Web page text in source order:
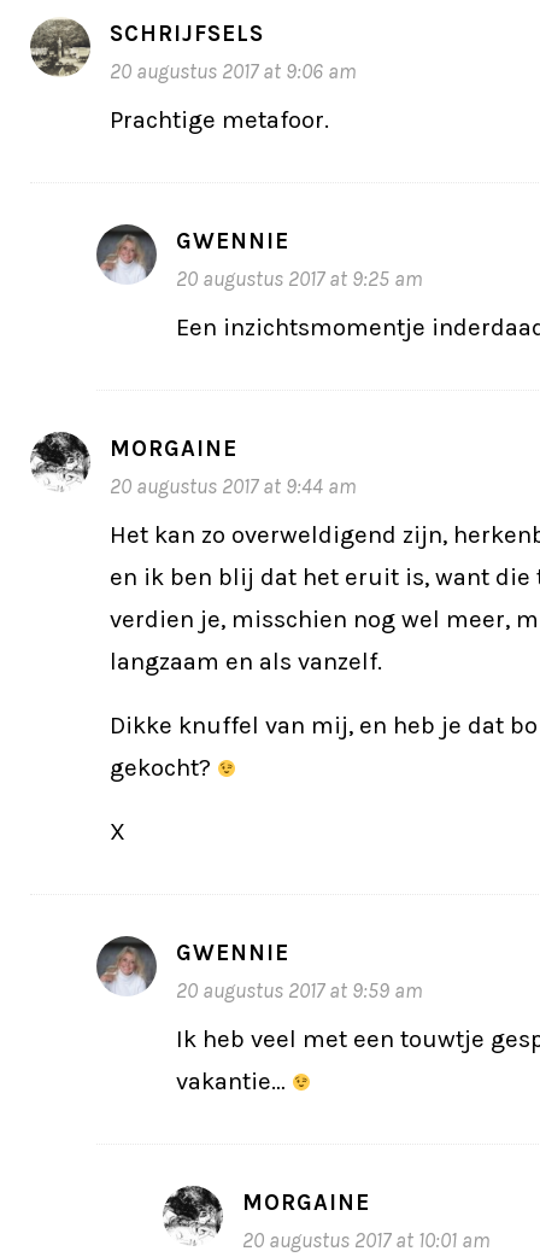
SCHRIJFSELS
20 augustus 2017 at 9:06 am
Prachtige metafoor.
GWENNIE
20 augustus 2017 at 9:25 am
Een inzichtsmomentje
MORGAINE
20 augustus 2017 at 9:44 am
Het kan zo overweldigend zijn,
en ik ben blij dat het eruit is, want
verdien je, misschien nog wel meer,
langzaam en als vanzelf.
Dikke knuffel van mij, en heb je dat
gekocht?
X
GWENNIE
20 augustus 2017 at 9:59 am
Ik heb veel met een touwtje
vakantie…
MORGAINE
20 augustus 2017 at 10:01 am